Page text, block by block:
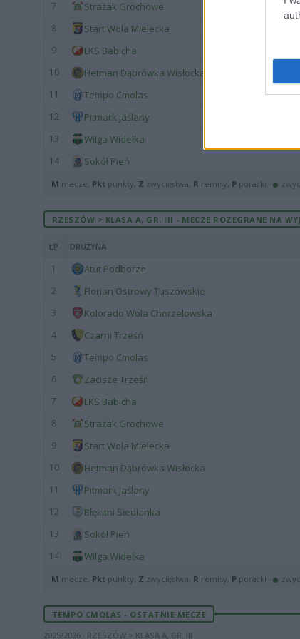
7 Strażak Grochowe
8 Start Wola Mielecka
9 LKS Babicha
10 Hetman Dąbrówka Wisłocka
11 Tempo Cmolas
12 Pitmark Jaślany
13 Wilga Widełka
14 Sokół Pień
M mecze, Pkt punkty, Z zwycięstwa, R remisy, P porażki ·
RZESZÓW > KLASA A, GR. III - MECZE ROZEGRANE NA
LP DRUŻYNA
1 Atut Podborze
2 Florian Ostrowy Tuszowskie
3 Kolorado Wola Chorzelowska
4 Czarni Trześń
5 Tempo Cmolas
6 Zacisze Trześń
7 LKS Babicha
8 Strażak Grochowe
9 Start Wola Mielecka
10 Hetman Dąbrówka Wisłocka
11 Pitmark Jaślany
12 Błękitni Siedlanka
13 Sokół Pień
14 Wilga Widełka
M mecze, Pkt punkty, Z zwycięstwa, R remisy, P porażki ·
TEMPO CMOLAS - OSTATNIE MECZE
2025/2026 · RZESZÓW > KLASA A, GR. III